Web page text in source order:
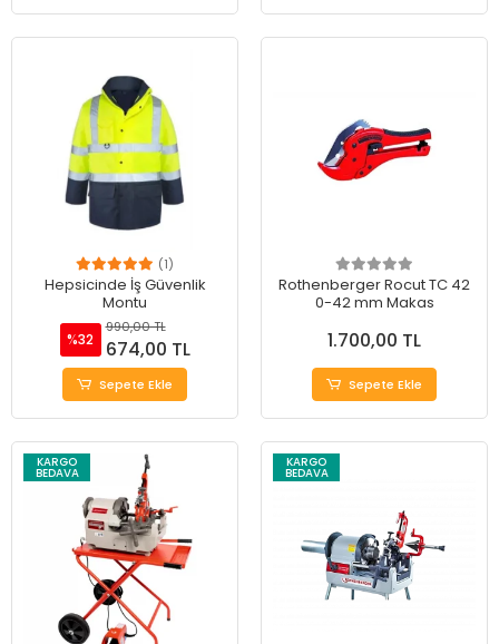
(1)
Hepsicinde İş Güvenlik
Montu
%32
990,00 TL
674,00 TL
Sepete Ekle
Rothenberger Rocut TC 42
0-42 mm Makas
1.700,00 TL
Sepete Ekle
KARGO
BEDAVA
KARGO
BEDAVA